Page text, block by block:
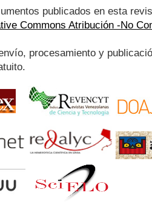
publicados en esta
Commons Atribución -No
procesamiento y